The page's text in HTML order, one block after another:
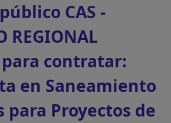
CAS -
REGIONAL
para contratar:
en Saneamiento
para Proyectos de